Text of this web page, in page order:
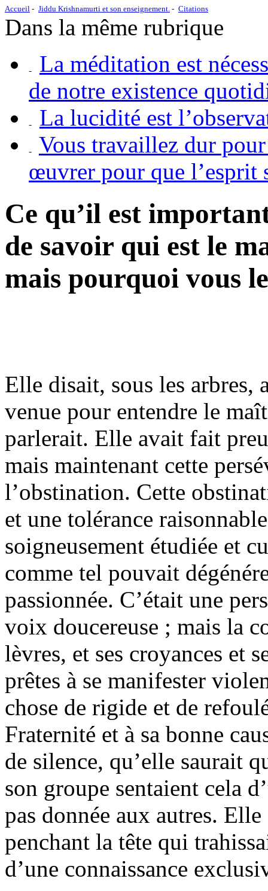
Accueil Jiddu Krishnamurti et son enseignement. Citations
Dans la même rubrique
La méditation est
de notre existence
La lucidité est
Vous travaillez dur
œuvrer pour que l’esprit
Ce qu’il est
de savoir qui est le
mais pourquoi vous
Elle disait, sous les arbres,
venue pour entendre le
parlerait. Elle avait fait
mais maintenant cette
l’obstination. Cette
et une tolérance
soigneusement étudiée et
comme tel pouvait
passionnée. C’était une
voix doucereuse ; mais la
lèvres, et ses croyances et
prêtes à se manifester
chose de rigide et de
Fraternité et à sa bonne
de silence, qu’elle saurait
son groupe sentaient cela
pas donnée aux autres.
penchant la tête qui
d’une connaissance